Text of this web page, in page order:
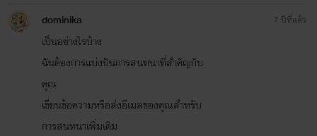
dominika
เป็นอย่างไรบ้าง
ฉันต้องการแบ่งปันการสนทนาที่สำคัญกับ
คุณ
เขียนข้อความหรือส่งอีเมลของคุณสำหรับ
การสนทนาเพิ่มเติม
7 ปีที่แล้ว